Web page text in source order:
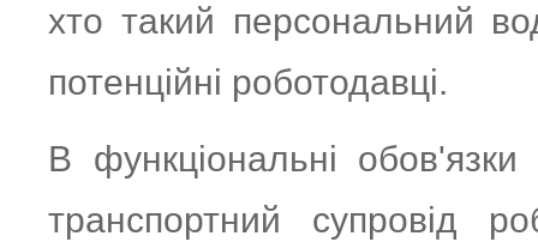
хто такий персональний
потенційні роботодавці.
В функціональні
транспортний супровід